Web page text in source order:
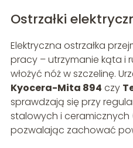
Ostrzałki
Elektryczna ostrzałka
pracy – utrzymanie kąta i
włożyć nóż w szczelinę.
Kyocera-Mita 894 czy
sprawdzają się przy
stalowych i ceramicznych
pozwalając zachować